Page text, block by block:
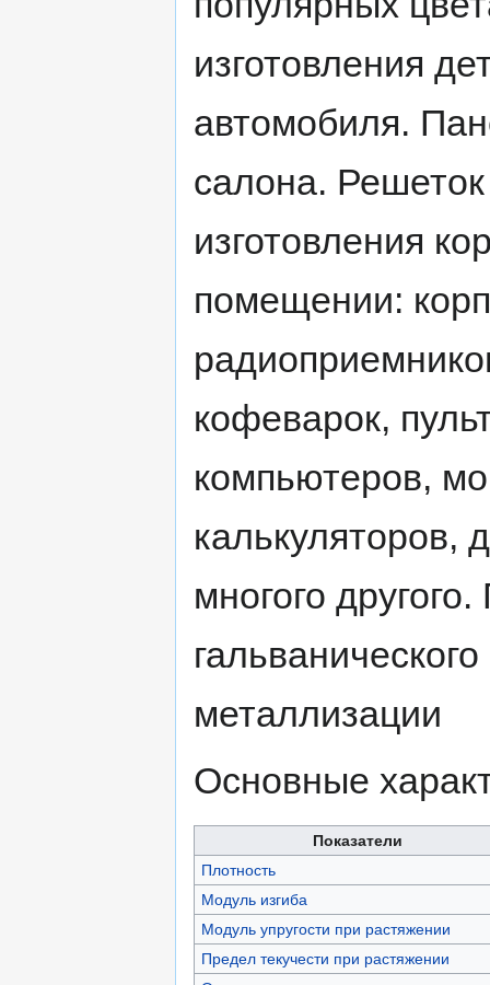
изготовления
автомобиля.
салона.
изготовления
помещении:
кофеварок,
компьютеров,
калькуляторов,
многого
металлизации
Основные
Показатели
Плотность
Модуль изгиба
Модуль упругости при растяжении
Предел текучести при растяжении